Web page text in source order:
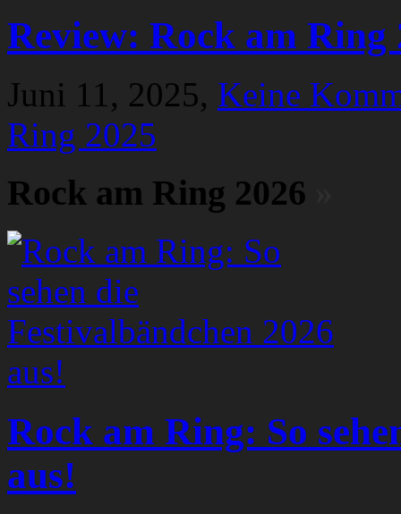
Review: Rock am Ring
Juni 11, 2025, Keine
Ring 2025
Rock am Ring 2026
Rock am Ring: So
aus!